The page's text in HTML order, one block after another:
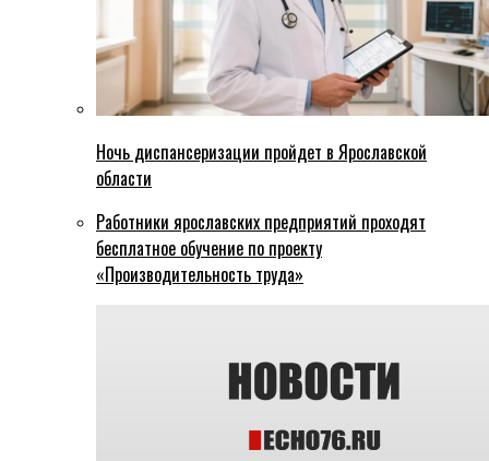
Ночь диспансеризации пройдет в Ярославской
области
Работники ярославских предприятий проходят
бесплатное обучение по проекту
«Производительность труда»